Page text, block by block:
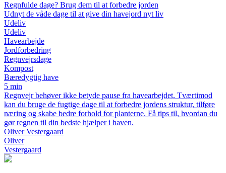
Regnfulde dage? Brug dem til at forbedre jorden
Udnyt de våde dage til at give din havejord nyt liv
Udeliv
Udeliv
Havearbejde
Jordforbedring
Regnvejrsdage
Kompost
Bæredygtig have
5 min
Regnvejr behøver ikke betyde pause fra havearbejdet. Tværtimod
kan du bruge de fugtige dage til at forbedre jordens struktur, tilføre
næring og skabe bedre forhold for planterne. Få tips til, hvordan du
gør regnen til din bedste hjælper i haven.
Oliver Vestergaard
Oliver
Vestergaard